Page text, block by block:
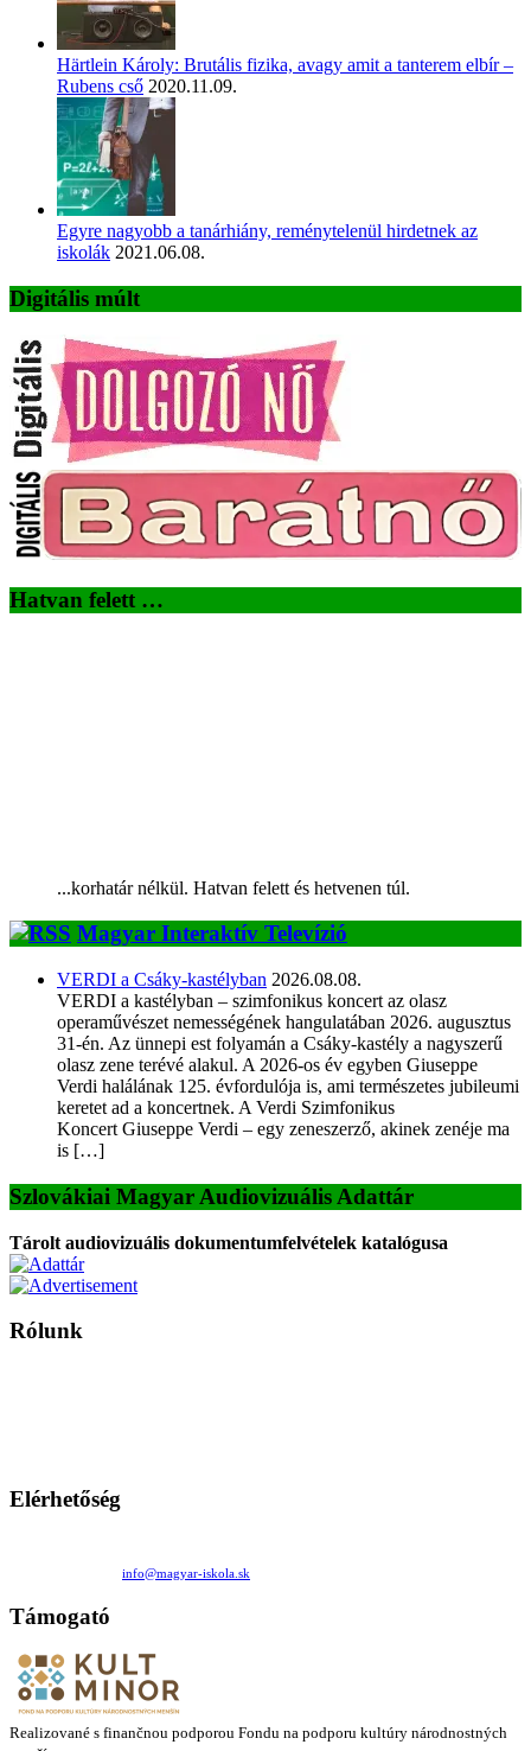
Härtlein Károly: Brutális fizika, avagy amit a tanterem elbír –
Rubens cső 2020.11.09.
Egyre nagyobb a tanárhiány, reménytelenül hirdetnek az
iskolák 2021.06.08.
Digitális múlt
Hatvan felett …
...korhatár nélkül. Hatvan felett és hetvenen túl.
Magyar Interaktív Televízió
VERDI a Csáky-kastélyban 2026.08.08.
VERDI a kastélyban – szimfonikus koncert az olasz
operaművészet nemességének hangulatában 2026. augusztus
31-én. Az ünnepi est folyamán a Csáky-kastély a nagyszerű
olasz zene terévé alakul. A 2026-os év egyben Giuseppe
Verdi halálának 125. évfordulója is, ami természetes jubileumi
keretet ad a koncertnek. A Verdi Szimfonikus
Koncert Giuseppe Verdi – egy zeneszerző, akinek zenéje ma
is […]
Szlovákiai Magyar Audiovizuális Adattár
Tárolt audiovizuális dokumentumfelvételek katalógusa
Rólunk
Elérhetőség
info@magyar-iskola.sk
Támogató
Realizované s finančnou podporou Fondu na podporu kultúry národnostných